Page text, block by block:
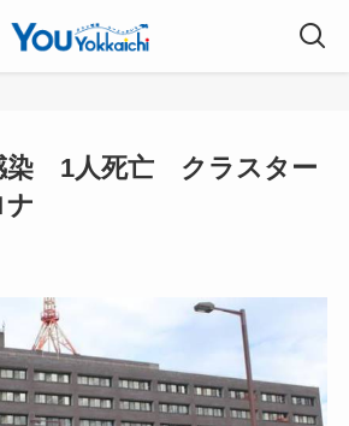
染 1人死亡 クラスター